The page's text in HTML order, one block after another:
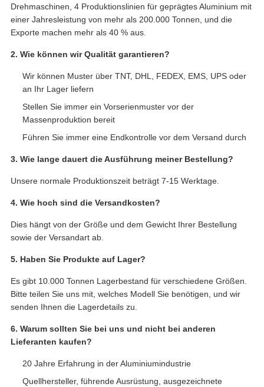
Drehmaschinen, 4 Produktionslinien für geprägtes Aluminium mit
einer Jahresleistung von mehr als 200.000 Tonnen, und die
Exporte machen mehr als 40 % aus.
2. Wie können wir Qualität garantieren?
Wir können Muster über TNT, DHL, FEDEX, EMS, UPS oder
an Ihr Lager liefern
Stellen Sie immer ein Vorserienmuster vor der
Massenproduktion bereit
Führen Sie immer eine Endkontrolle vor dem Versand durch
3. Wie lange dauert die Ausführung meiner Bestellung?
Unsere normale Produktionszeit beträgt 7-15 Werktage.
4. Wie hoch sind die Versandkosten?
Dies hängt von der Größe und dem Gewicht Ihrer Bestellung
sowie der Versandart ab.
5. Haben Sie Produkte auf Lager?
Es gibt 10.000 Tonnen Lagerbestand für verschiedene Größen.
Bitte teilen Sie uns mit, welches Modell Sie benötigen, und wir
senden Ihnen die Lagerdetails zu.
6. Warum sollten Sie bei uns und nicht bei anderen
Lieferanten kaufen?
20 Jahre Erfahrung in der Aluminiumindustrie
Quellhersteller, führende Ausrüstung, ausgezeichnete